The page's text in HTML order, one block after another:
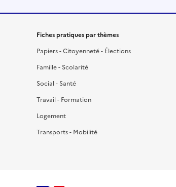
Fiches pratiques par thèmes
Papiers - Citoyenneté - Élections
Famille - Scolarité
Social - Santé
Travail - Formation
Logement
Transports - Mobilité